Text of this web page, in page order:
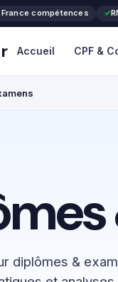
France compétences
Accueil CPF &
diplômes &